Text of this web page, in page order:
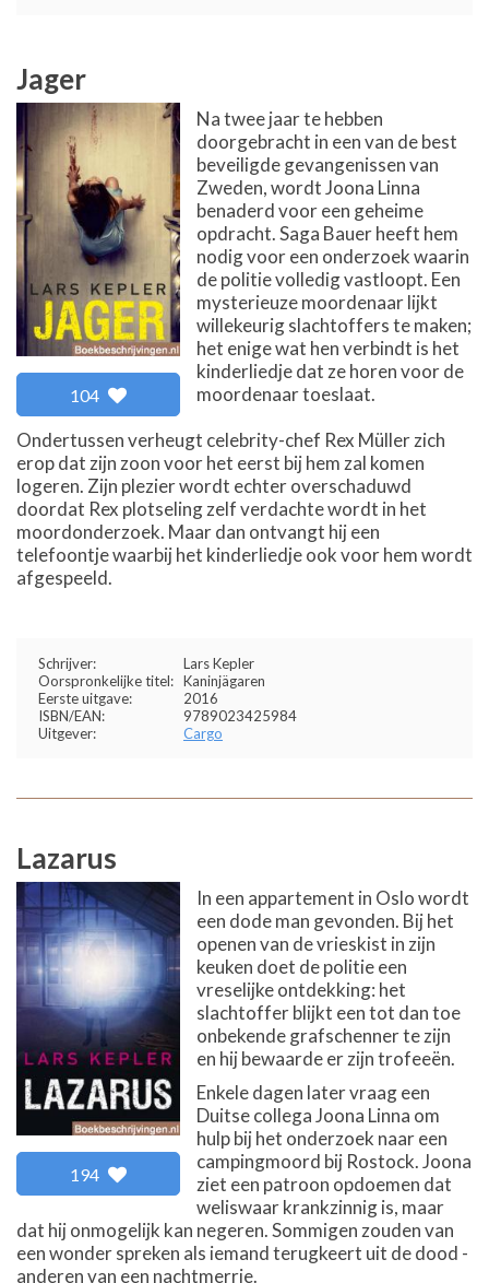
Jager
104
Na twee jaar te hebben
doorgebracht in een van de best
beveiligde gevangenissen van
Zweden, wordt Joona Linna
benaderd voor een geheime
opdracht. Saga Bauer heeft hem
nodig voor een onderzoek waarin
de politie volledig vastloopt. Een
mysterieuze moordenaar lijkt
willekeurig slachtoffers te maken;
het enige wat hen verbindt is het
kinderliedje dat ze horen voor de
moordenaar toeslaat.
Ondertussen verheugt celebrity-chef Rex Müller zich
erop dat zijn zoon voor het eerst bij hem zal komen
logeren. Zijn plezier wordt echter overschaduwd
doordat Rex plotseling zelf verdachte wordt in het
moordonderzoek. Maar dan ontvangt hij een
telefoontje waarbij het kinderliedje ook voor hem wordt
afgespeeld.
Schrijver:
Lars Kepler
Oorspronkelijke titel: Kaninjägaren
Eerste uitgave:
2016
ISBN/EAN:
9789023425984
Uitgever:
Cargo
Lazarus
194
In een appartement in Oslo wordt
een dode man gevonden. Bij het
openen van de vrieskist in zijn
keuken doet de politie een
vreselijke ontdekking: het
slachtoffer blijkt een tot dan toe
onbekende grafschenner te zijn
en hij bewaarde er zijn trofeeën.
Enkele dagen later vraag een
Duitse collega Joona Linna om
hulp bij het onderzoek naar een
campingmoord bij Rostock. Joona
ziet een patroon opdoemen dat
weliswaar krankzinnig is, maar
dat hij onmogelijk kan negeren. Sommigen zouden van
een wonder spreken als iemand terugkeert uit de dood -
anderen van een nachtmerrie.